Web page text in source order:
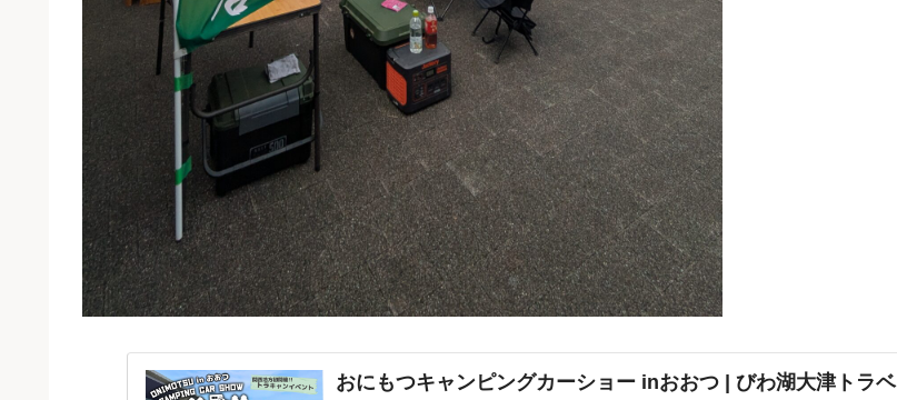
おにもつキャンピングカーショー inおおつ | びわ湖大津トラベ